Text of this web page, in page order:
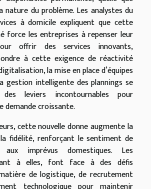
nature du problème. Les analystes du
à domicile expliquent que cette
force les entreprises à repenser leur
offrir des services innovants,
à cette exigence de réactivité
la mise en place d’équipes
intelligente des plannings se
leviers incontournables pour
demande croissante.
cette nouvelle donne augmente la
fidélité, renforçant le sentiment de
imprévus domestiques. Les
à elles, font face à des défis
de logistique, de recrutement